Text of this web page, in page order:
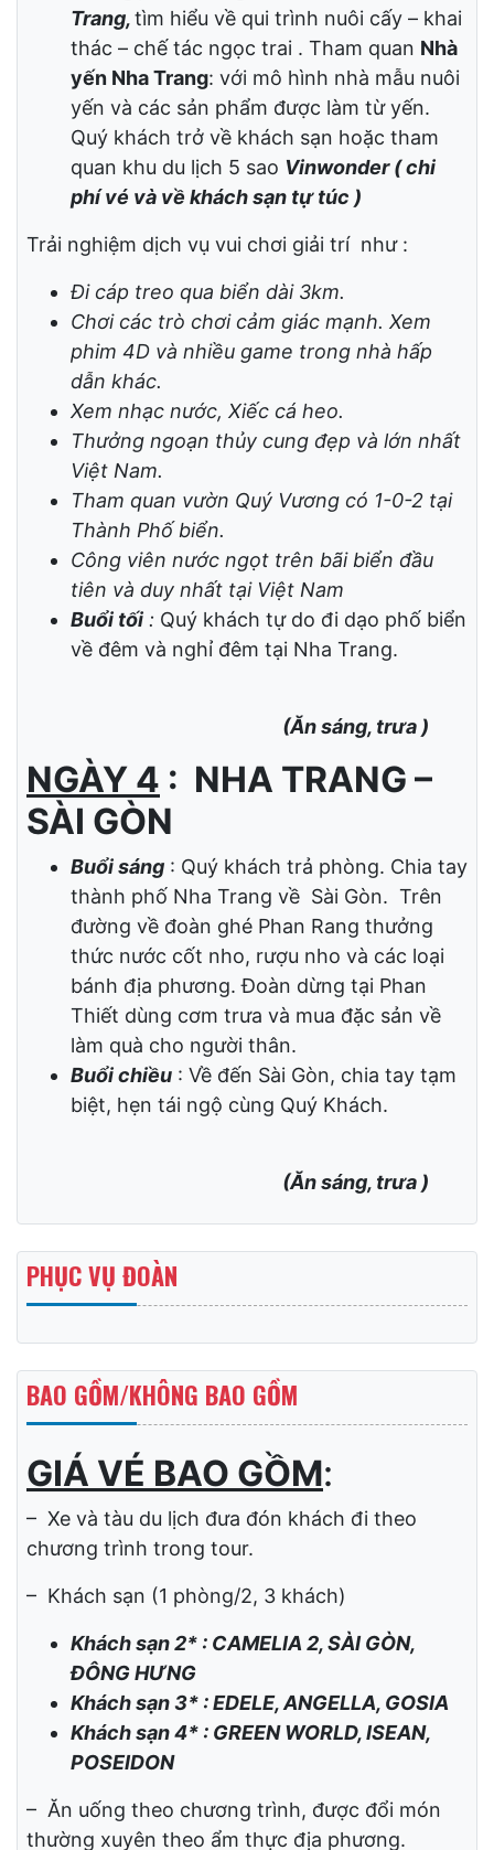
Du Ký, Hoa Quả Sơn… đặc biệt là các phối
cảnh vườn hoa, muôn thú quanh đảo
được nghệ nhân nơi đây sáng tác nên
bằng các loại phế liệu bỏ đi.
Buổi chiều :Du khách tham quanTrung
tâmn gọctrai Long Beach Pearl Nha
Trang, tìm hiểu về qui trình nuôi cấy – khai
yến Nha Trang : với mô hình nhà mẫu nuôi
yến và các sản phẩm được làm từ yến.
Quý khách trở về khách sạn hoặc tham
quan khu du lịch 5 saoVinwonder ( chi
phí vé và về khách sạn tự túc )
Trải nghiệm dịch vụ vui chơi giải trí như :
Đi cáp treo qua biển dài 3km.
Chơi các trò chơi cảm giác mạnh. Xem
phim 4D và nhiều game trong nhà hấp
dẫn khác.
Xem nhạc nước, Xiếc cá heo.
Thưởng ngoạn thủy cung đẹp và lớn nhất
Việt Nam.
Công viên nước ngọt trên bãi biển đầu
tiên và duy nhất tại Việt Nam
Buổi tối:Quý khách tự do đi dạo phố biển
về đêm và nghỉ đêm tại Nha Trang.
(Ăn sáng, trưa )
NGÀY 4: NHA TRANG –
SÀI GÒN
Buổi sáng: Quý khách trả phòng. Chia tay
thành phố Nha Trang về Sài Gòn. Trên
đường về đoàn ghé Phan Rang thưởng
Thiết dùng cơm trưa và mua đặc sản về
làm quà cho người thân.
Buổi chiều: Về đến Sài Gòn, chia tay tạm
biệt, hẹn tái ngộ cùng Quý Khách.
PHỤC VỤ ĐOÀN
BAO GỒM/KHÔNG BAO GỒM
GIÁ VÉ BAO GỒM:
– Xe và tàu du lịch đưa đón khách đi theo
chương trình trong tour.
– Khách sạn (1 phòng/2, 3 khách)
Khách sạn 2* : CAMELIA 2, SÀI GÒN,